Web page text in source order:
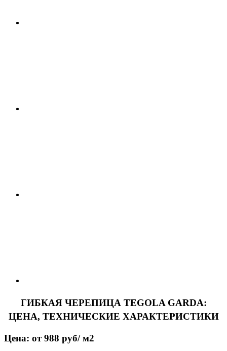
ГИБКАЯ ЧЕРЕПИЦА TEGOLA GARDA:
ЦЕНА, ТЕХНИЧЕСКИЕ ХАРАКТЕРИСТИКИ
Цена: от 988 руб/ м2